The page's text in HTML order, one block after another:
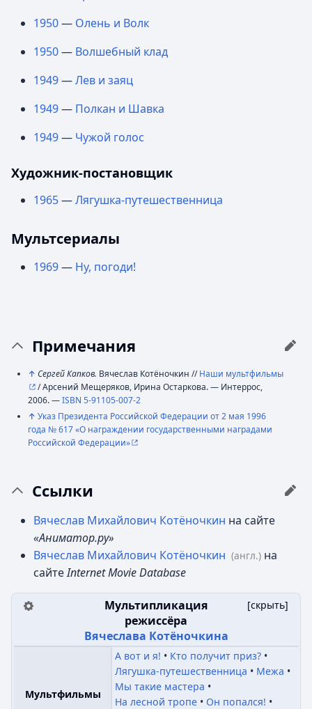
1950— Олень и Волк
1950— Волшебный клад
1949—Лев и заяц
1949— Полкан и Шавка
1949— Чужой голос
Художник-постановщик
1965—Лягушка-путешественница
Мультсериалы
1969— Ну, погоди!
Примечания
↑ Сергей Капков. Вячеслав Котёночкин //Наши мультфильмы
/ Арсений Мещеряков, Ирина Остаркова. — Интеррос,
2006. —ISBN 5-91105-007-2
↑ Указ Президента Российской Федерации от 2 мая 1996
года № 617 «О награждении государственными наградами
Российской Федерации»
Ссылки
Вячеслав Михайлович Котёночкин на сайте
«Аниматор.ру»
Вячеслав Михайлович Котёночкин (англ.) на
сайтеInternet Movie Database
[скрыть]
Мультипликация
режиссёра
Вячеслава Котёночкина
Мультфильмы
А вот и я!
Кто получит приз?
Лягушка-путешественница
Межа
Мы такие мастера
На лесной тропе
Он попался!